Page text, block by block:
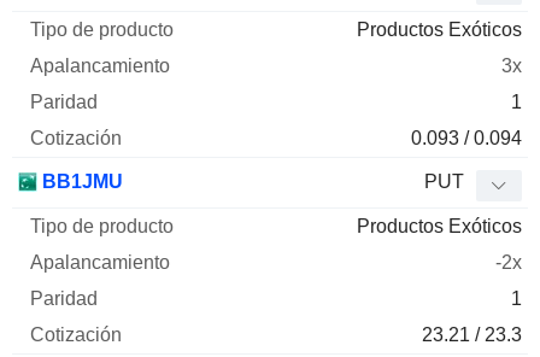
Productos Exóticos
3x
1
0.093 / 0.094
BB1JMU PUT
Productos Exóticos
-2x
1
23.21 / 23.3